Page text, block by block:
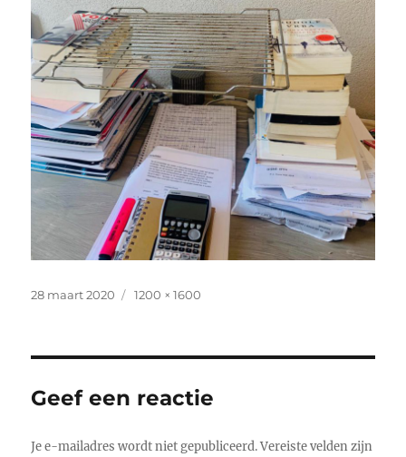
Geplaatst
28 maart 2020
Volledige
1200 × 1600
Geef een reactie
Je e-mailadres wordt niet gepubliceerd. Vereiste velden zijn